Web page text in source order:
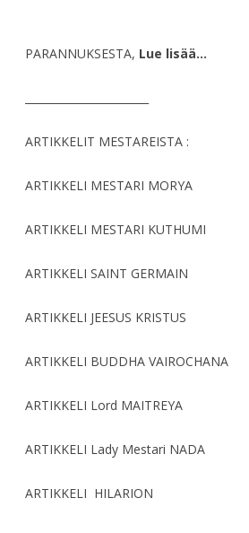
PARANNUKSESTA, Lue lisää…
ARTIKKELIT MESTAREISTA :
ARTIKKELI MESTARI MORYA
ARTIKKELI MESTARI KUTHUMI
ARTIKKELI SAINT GERMAIN
ARTIKKELI JEESUS KRISTUS
ARTIKKELI BUDDHA VAIROCHANA
ARTIKKELI Lord MAITREYA
ARTIKKELI Lady Mestari NADA
ARTIKKELI HILARION